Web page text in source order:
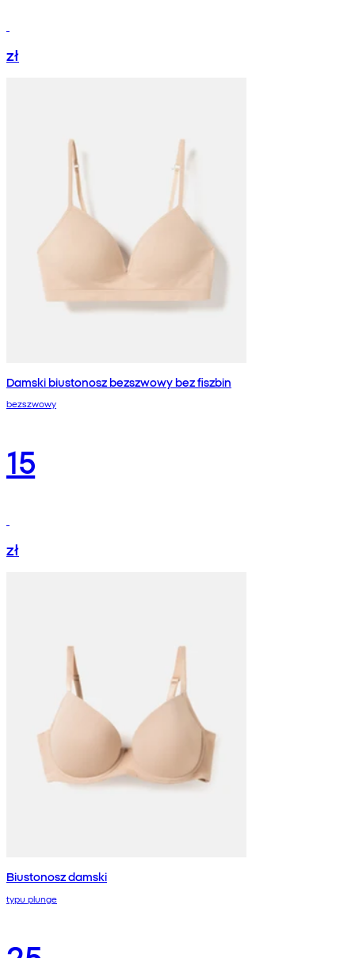
zł
Damski biustonosz bezszwowy bez fiszbin
bezszwowy
15
zł
Biustonosz damski
typu plunge